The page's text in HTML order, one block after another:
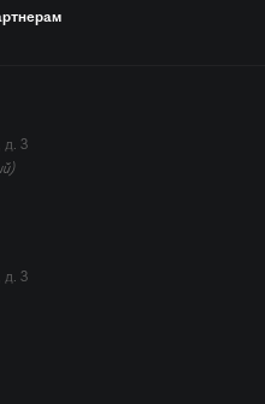
д. 3
д. 3